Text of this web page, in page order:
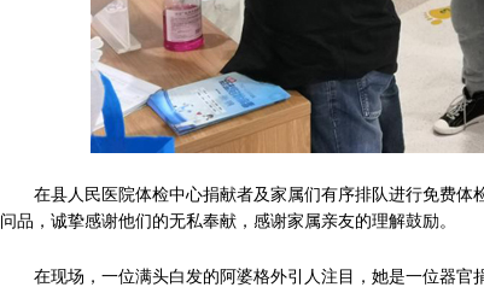
在县人民医院体检中心捐献者及家属们有序排队进行免费体
问品，诚挚感谢他们的无私奉献，感谢家属亲友的理解鼓励。
在现场，一位满头白发的阿婆格外引人注目，她是一位器官